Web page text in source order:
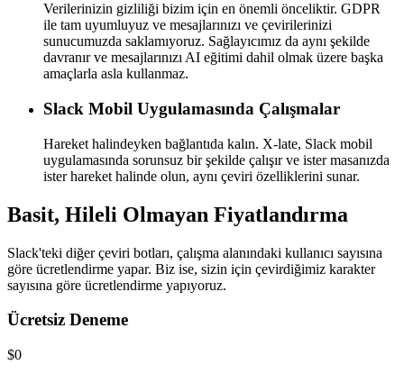
Verilerinizin gizliliği bizim için en önemli önceliktir. GDPR
ile tam uyumluyuz ve mesajlarınızı ve çevirilerinizi
sunucumuzda saklamıyoruz. Sağlayıcımız da aynı şekilde
davranır ve mesajlarınızı AI eğitimi dahil olmak üzere başka
amaçlarla asla kullanmaz.
Slack Mobil Uygulamasında Çalışmalar
Hareket halindeyken bağlantıda kalın. X-late, Slack mobil
uygulamasında sorunsuz bir şekilde çalışır ve ister masanızda
ister hareket halinde olun, aynı çeviri özelliklerini sunar.
Basit, Hileli Olmayan Fiyatlandırma
Slack'teki diğer çeviri botları, çalışma alanındaki kullanıcı sayısına
göre ücretlendirme yapar. Biz ise, sizin için çevirdiğimiz karakter
sayısına göre ücretlendirme yapıyoruz.
Ücretsiz Deneme
$0